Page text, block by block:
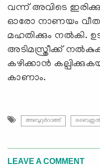
വന്ന് അവിടെ
ഓരോ നാണയം
മഹതിക്കും നൽകി.
അടിമസ്ത്രീക്ക്
കഴിക്കാൻ
കാണാം.
അബുദ്ദർദാഅ് ബൈതുൽ
LEAVE A COMMENT